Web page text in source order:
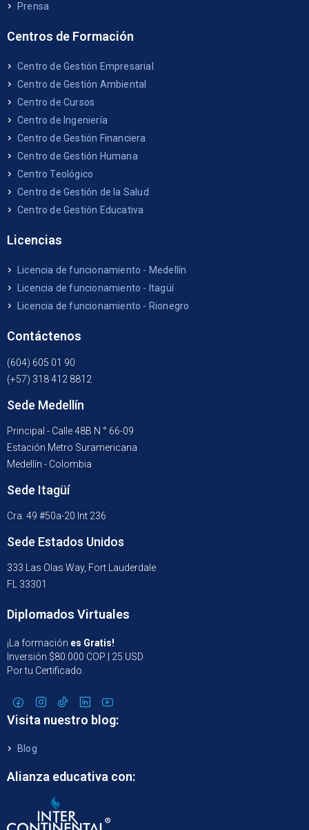
Prensa
Centros de Formación
Centro de Gestión Empresarial
Centro de Gestión Ambiental
Centro de Cursos
Centro de Ingeniería
Centro de Gestión Financiera
Centro de Gestión Humana
Centro Teológico
Centro de Gestión de la Salud
Centro de Gestión Educativa
Licencias
Licencia de funcionamiento - Medellín
Licencia de funcionamiento - Itagüí
Licencia de funcionamiento - Rionegro
Contáctenos
(604) 605 01 90
(+57) 318 412 8812
Sede Medellín
Principal - Calle 48B N ° 66-09
Estación Metro Suramericana
Medellín - Colombia
Sede Itagüí
Cra. 49 #50a-20 Int 236
Sede Estados Unidos
333 Las Olas Way, Fort Lauderdale
FL 33301
Diplomados Virtuales
¡La formación es Gratis!
Inversión $80.000 COP | 25 USD
Por tu Certificado.
Visita nuestro blog:
Blog
Alianza educativa con: